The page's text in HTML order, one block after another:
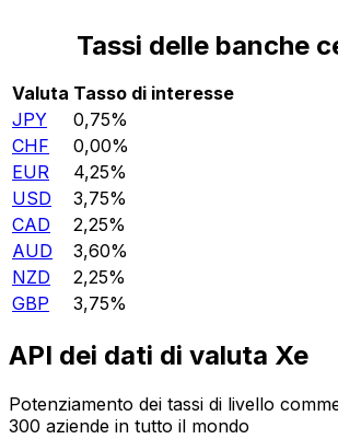
Tassi delle banche
Valuta Tasso di interesse
JPY
0,75%
CHF
0,00%
EUR
4,25%
USD
3,75%
CAD
2,25%
AUD
3,60%
NZD
2,25%
GBP
3,75%
API dei dati di valuta Xe
Potenziamento dei tassi di livello
300 aziende in tutto il mondo